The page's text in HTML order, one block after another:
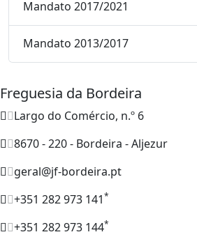
Mandato 2017/2021
Mandato 2013/2017
Freguesia da Bordeira
Largo do Comércio, n.º 6
8670 - 220 - Bordeira - Aljezur
geral@jf-bordeira.pt
+351 282 973 141*
+351 282 973 144*